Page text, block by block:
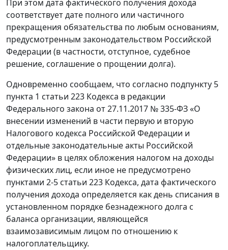
При этом дата фактического получения дохода
соответствует дате полного или частичного
прекращения обязательства по любым основаниям,
предусмотренным законодательством Российской
Федерации (в частности, отступное, судебное
решение, соглашение о прощении долга).
Одновременно сообщаем, что согласно подпункту 5
пункта 1 статьи 223 Кодекса в редакции
Федерального закона от 27.11.2017 № 335-ФЗ «О
внесении изменений в части первую и вторую
Налогового кодекса Российской Федерации и
отдельные законодательные акты Российской
Федерации» в целях обложения налогом на доходы
физических лиц, если иное не предусмотрено
пунктами 2-5 статьи 223 Кодекса, дата фактического
получения дохода определяется как день списания в
установленном порядке безнадежного долга с
баланса организации, являющейся
взаимозависимым лицом по отношению к
налогоплательщику.